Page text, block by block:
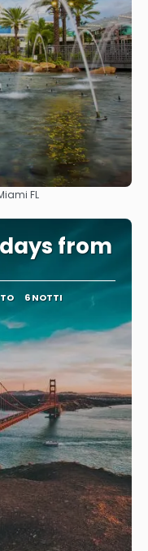
FL
from
6 NOTTI